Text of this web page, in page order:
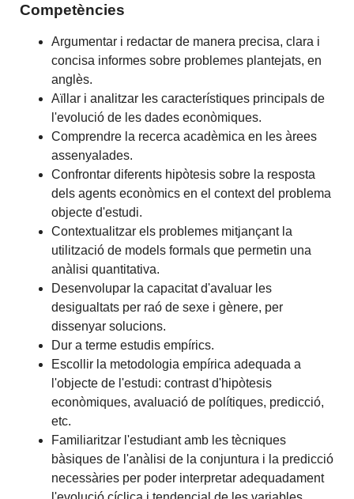
Competències
Argumentar i redactar de manera precisa, clara i
concisa informes sobre problemes plantejats, en
anglès.
Aïllar i analitzar les característiques principals de
l'evolució de les dades econòmiques.
Comprendre la recerca acadèmica en les àrees
assenyalades.
Confrontar diferents hipòtesis sobre la resposta
dels agents econòmics en el context del problema
objecte d'estudi.
Contextualitzar els problemes mitjançant la
utilització de models formals que permetin una
anàlisi quantitativa.
Desenvolupar la capacitat d'avaluar les
desigualtats per raó de sexe i gènere, per
dissenyar solucions.
Dur a terme estudis empírics.
Escollir la metodologia empírica adequada a
l'objecte de l'estudi: contrast d'hipòtesis
econòmiques, avaluació de polítiques, predicció,
etc.
Familiaritzar l'estudiant amb les tècniques
bàsiques de l'anàlisi de la conjuntura i la predicció
necessàries per poder interpretar adequadament